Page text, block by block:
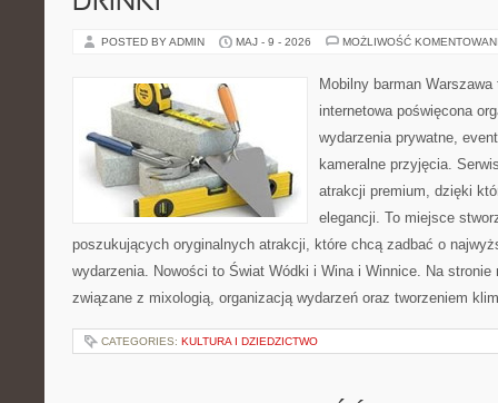
POSTED BY ADMIN MAJ - 9 - 2026 MOŻLIWOŚĆ
Mobilny barman
internetowa poświęcona
wydarzenia prywatne,
kameralne przyjęcia.
atrakcji premium, dzięki
elegancji. To miejsce
poszukujących oryginalnych atrakcji, które chcą zadbać o
wydarzenia. Nowości to Świat Wódki i Wina i Winnice. Na
związane z mixologią, organizacją wydarzeń oraz tworzeniem
CATEGORIES: KULTURA I DZIEDZICTWO